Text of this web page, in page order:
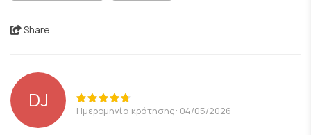
Share
DJ Ημερομηνία κράτησης: 04/05/2026